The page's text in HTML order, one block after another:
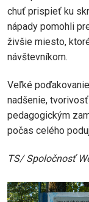
chuť prispieť ku
nápady pomohli
živšie miesto,
návštevníkom.
Veľké
nadšenie,
pedagogickým
počas celého
TS/ Spoločnosť